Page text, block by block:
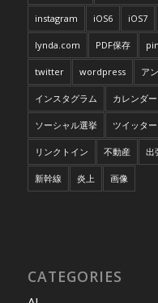
instagram iOS6 iOS7
lynda.com PDF保存
twitter wordpress ア
インスタグラム カレンダー
ソーシャル選挙 ツイッター
リンクトイン 不動産 出
新幹線 炎上 画像
CATEGORIES